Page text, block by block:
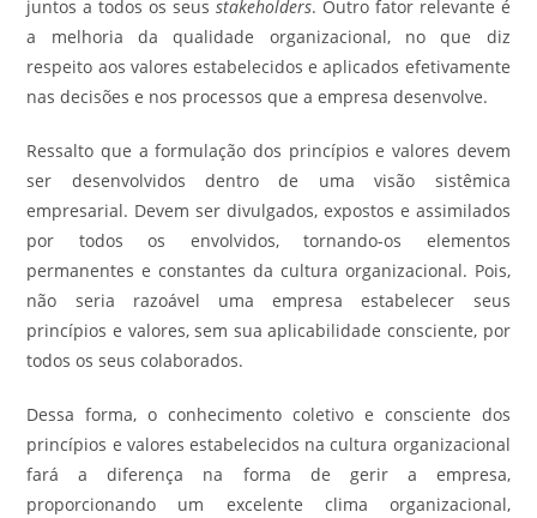
juntos a todos os seus stakeholders. Outro fator relevante é
a melhoria da qualidade organizacional, no que diz
respeito aos valores estabelecidos e aplicados efetivamente
nas decisões e nos processos que a empresa desenvolve.
Ressalto que a formulação dos princípios e valores devem
ser desenvolvidos dentro de uma visão sistêmica
empresarial. Devem ser divulgados, expostos e assimilados
por todos os envolvidos, tornando-os elementos
permanentes e constantes da cultura organizacional. Pois,
não seria razoável uma empresa estabelecer seus
princípios e valores, sem sua aplicabilidade consciente, por
todos os seus colaborados.
Dessa forma, o conhecimento coletivo e consciente dos
princípios e valores estabelecidos na cultura organizacional
fará a diferença na forma de gerir a empresa,
proporcionando um excelente clima organizacional,